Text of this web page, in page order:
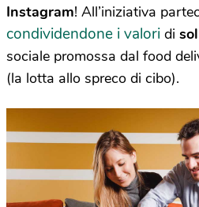
Instagram! All’iniziativa
condividendone i valori di
sociale promossa dal food
(la lotta allo spreco di cibo).